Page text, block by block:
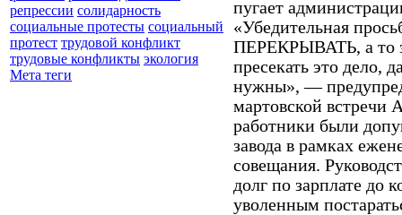
репрессии солидарность
социальные протесты социальный
протест трудовой конфликт
трудовые конфликты экология
Мета теги
пугает
«Убедительная
ПЕРЕКРЫВАТЬ, а то
пресекать это дело,
нужны», —
мартовской встречи
работники были
завода в рамках
совещания.
долг по зарплате до
уволенным